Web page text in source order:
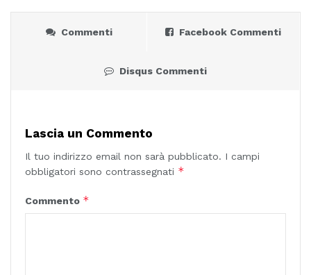
Commenti Facebook Commenti
Disqus Commenti
Lascia un Commento
Il tuo indirizzo email non sarà pubblicato. I campi
obbligatori sono contrassegnati *
Commento *